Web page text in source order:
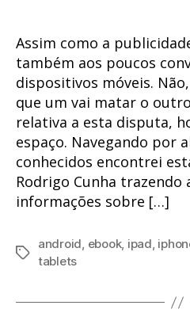
Assim como a
também aos poucos
dispositivos móveis.
que um vai matar o
relativa a esta disputa,
espaço. Navegando por
conhecidos encontrei
Rodrigo Cunha trazendo
informações sobre […]
Tags
android, ebook, ipad,
tablets